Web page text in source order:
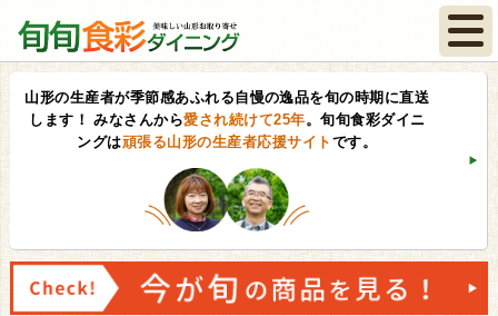
山形の生産者が季節感あふれる自慢の逸品を旬の時期に直送
します！ みなさんから愛され続けて25年。旬旬食彩ダイニ
ングは頑張る山形の生産者応援サイト です。